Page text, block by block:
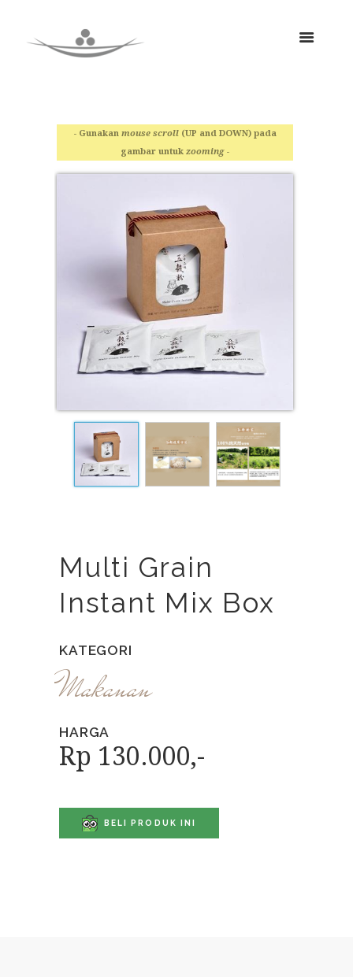
- Gunakan mouse scroll (UP and DOWN) pada
gambar untuk zooming-
Multi Grain
Instant Mix Box
KATEGORI
Makanan
HARGA
Rp 130.000,-
BELI PRODUK INI